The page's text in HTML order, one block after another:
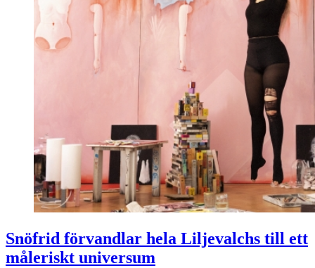
Snöfrid förvandlar hela Liljevalchs till ett
måleriskt universum